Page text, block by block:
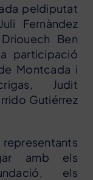
peldiputat
Fernàndez
Ben
participació
Montcada i
Judit
Gutiérrez
amb els
els